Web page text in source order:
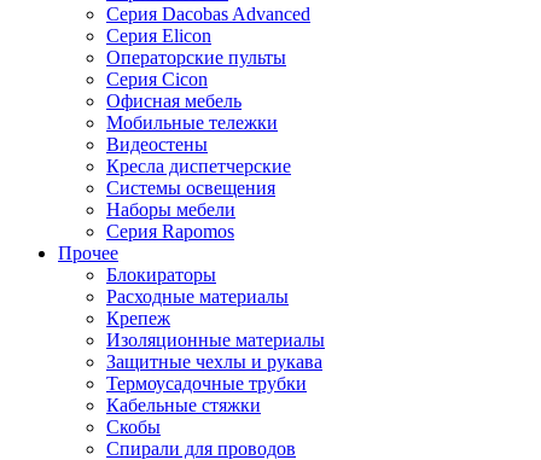
Серия Dacobas Advanced
Серия Elicon
Операторские пульты
Серия Cicon
Офисная мебель
Мобильные тележки
Видеостены
Кресла диспетчерские
Системы освещения
Наборы мебели
Серия Rapomos
Прочее
Блокираторы
Расходные материалы
Крепеж
Изоляционные материалы
Защитные чехлы и рукава
Термоусадочные трубки
Кабельные стяжки
Скобы
Спирали для проводов